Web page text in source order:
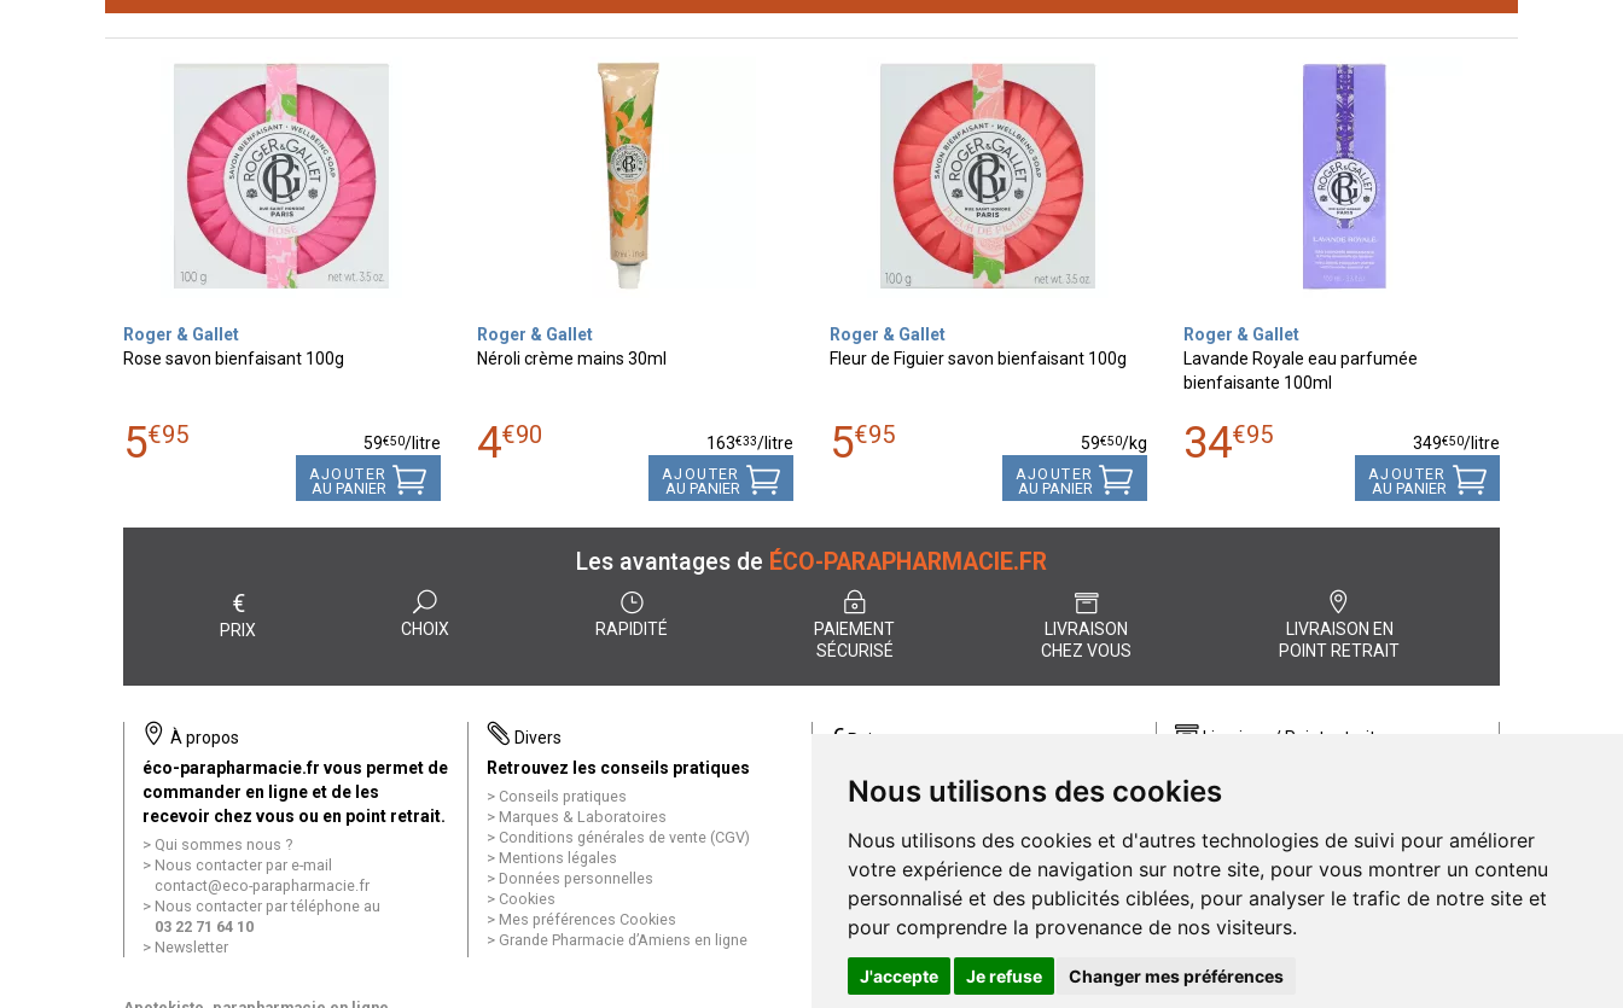
Nous utilisons des cookies
Nous utilisons des cookies et d'autres technologies de suivi pour améliorer
votre expérience de navigation sur notre site, pour vous montrer un contenu
personnalisé et des publicités ciblées, pour analyser le trafic de notre site et
pour comprendre la provenance de nos visiteurs.
J'accepte Je refuse Changer mes préférences
Roger & Gallet
Rose savon bienfaisant 100g
5€95 59€50/litre
AJOUTER
AU PANIER
Roger & Gallet
Néroli crème mains 30ml
4€90 163€33/litre
AJOUTER
AU PANIER
Roger & Gallet
Fleur de Figuier savon bienfaisant 100g
5€95 59€50/kg
AJOUTER
AU PANIER
Roger & Gallet
Lavande Royale eau parfumée
bienfaisante 100ml
34€95 349€50/litre
AJOUTER
AU PANIER
Les avantages de ÉCO-PARAPHARMACIE.FR
€
PRIX CHOIX RAPIDITÉ
PAIEMENT
SÉCURISÉ
LIVRAISON
CHEZ VOUS
LIVRAISON EN
POINT RETRAIT
À propos
éco-parapharmacie.fr vous permet de
commander en ligne et de les
recevoir chez vous ou en point retrait.
Qui sommes nous ?
Nous contacter par e-mail
contact@eco-parapharmacie.fr
Nous contacter par téléphone au
03 22 71 64 10
Newsletter
Divers
Retrouvez les conseils pratiques
Conseils pratiques
Marques & Laboratoires
Conditions générales de vente (CGV)
Mentions légales
Données personnelles
Cookies
Mes préférences Cookies
Grande Pharmacie d’Amiens en ligne
€Paiement
paiement entièrement sécurisé, quel
Paiement sécurisé et simple
Livraison / Point retrait
commande rapidement chez vous ou
Livraison chez vous ou en points relais